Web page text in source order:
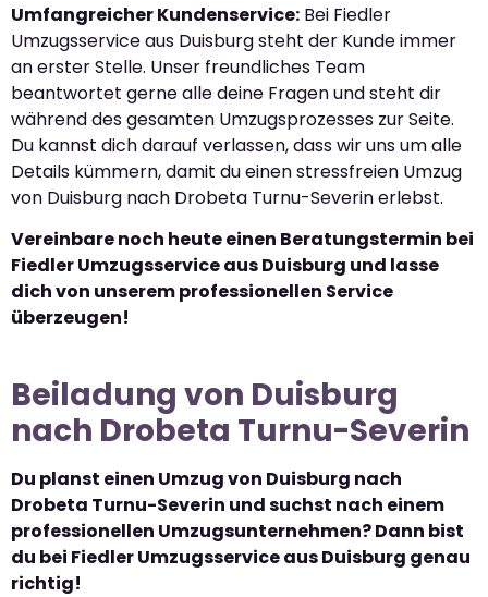
Umfangreicher Kundenservice: Bei Fiedler
Umzugsservice aus Duisburg steht der Kunde immer
an erster Stelle. Unser freundliches Team
beantwortet gerne alle deine Fragen und steht dir
während des gesamten Umzugsprozesses zur Seite.
Du kannst dich darauf verlassen, dass wir uns um alle
Details kümmern, damit du einen stressfreien Umzug
von Duisburg nach Drobeta Turnu-Severin erlebst.
Vereinbare noch heute einen Beratungstermin bei
Fiedler Umzugsservice aus Duisburg und lasse
dich von unserem professionellen Service
überzeugen!
Beiladung von Duisburg
nach Drobeta Turnu-Severin
Du planst einen Umzug von Duisburg nach
Drobeta Turnu-Severin und suchst nach einem
professionellen Umzugsunternehmen? Dann bist
du bei Fiedler Umzugsservice aus Duisburg genau
richtig!